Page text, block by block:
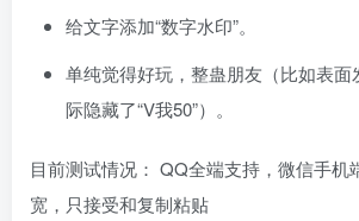
给文字添加“数字水印”。
单纯觉得好玩，整蛊朋友（比如表面
际隐藏了“V我50”）。
目前测试情况： QQ全端支持，微信手机
宽，只接受和复制粘贴